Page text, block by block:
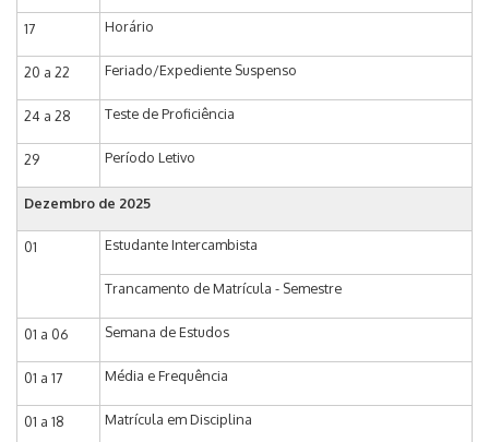
17 Horário
20 a 22 Feriado/Expediente Suspenso
24 a 28 Teste de Proficiência
29 Período Letivo
Dezembro de 2025
01 Estudante Intercambista
Trancamento de Matrícula - Semestre
01 a 06 Semana de Estudos
01 a 17 Média e Frequência
01 a 18 Matrícula em Disciplina